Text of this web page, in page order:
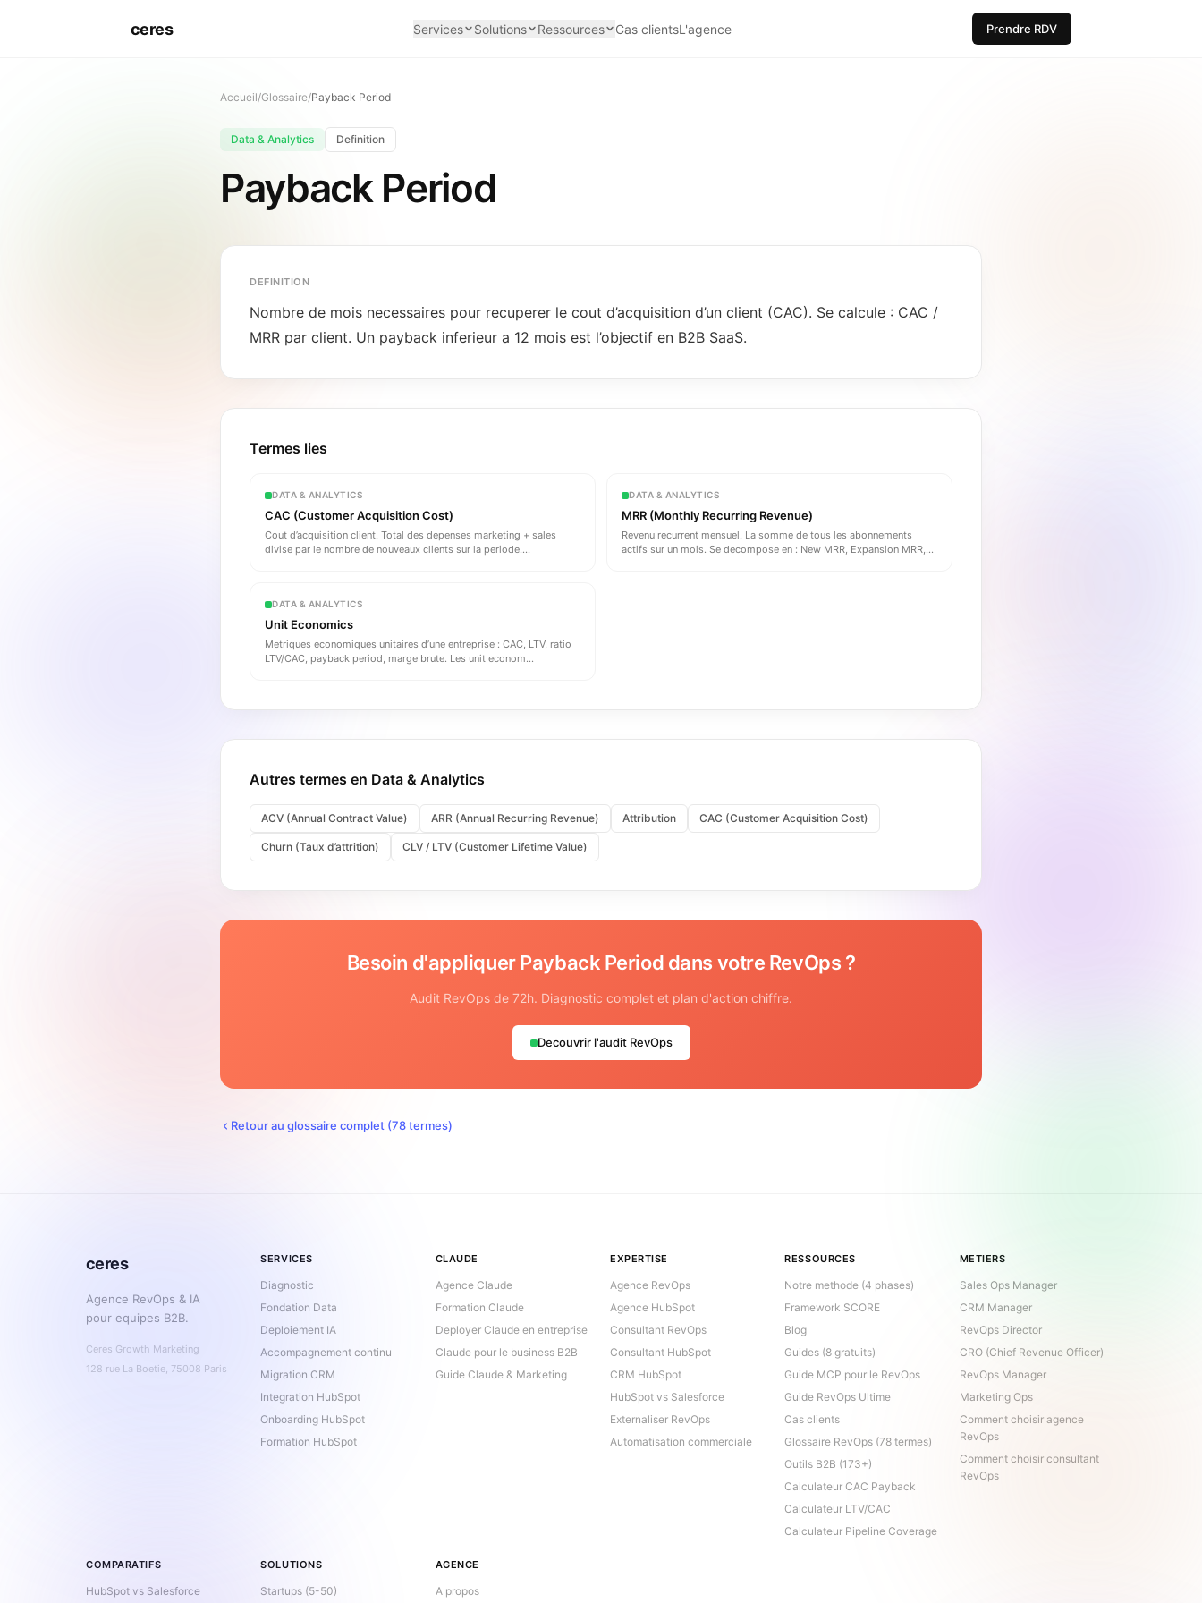
ceres Services Solutions Ressources Cas clientsL'agence Prendre RDV
Accueil/Glossaire/Payback Period
Data & Analytics Definition
Payback Period
DEFINITION
Nombre de mois necessaires pour recuperer le cout d’acquisition d’un client (CAC). Se calcule : CAC /
MRR par client. Un payback inferieur a 12 mois est l’objectif en B2B SaaS.
Termes lies
DATA & ANALYTICS
CAC (Customer Acquisition Cost)
Cout d’acquisition client. Total des depenses marketing + sales
divise par le nombre de nouveaux clients sur la periode....
DATA & ANALYTICS
MRR (Monthly Recurring Revenue)
Revenu recurrent mensuel. La somme de tous les abonnements
actifs sur un mois. Se decompose en : New MRR, Expansion MRR,...
DATA & ANALYTICS
Unit Economics
Metriques economiques unitaires d’une entreprise : CAC, LTV, ratio
LTV/CAC, payback period, marge brute. Les unit econom...
Autres termes en Data & Analytics
ACV (Annual Contract Value) ARR (Annual Recurring Revenue) Attribution CAC (Customer Acquisition Cost)
Churn (Taux d’attrition) CLV / LTV (Customer Lifetime Value)
Besoin d'appliquerPayback Period dans votre RevOps ?
Audit RevOps de 72h. Diagnostic complet et plan d'action chiffre.
Decouvrir l'audit RevOps
Retour au glossaire complet (78termes)
ceres
Agence RevOps & IA
pour equipes B2B.
Ceres Growth Marketing
128 rue La Boetie, 75008 Paris
SERVICES
Diagnostic
Fondation Data
Deploiement IA
Accompagnement continu
Migration CRM
Integration HubSpot
Onboarding HubSpot
Formation HubSpot
CLAUDE
Agence Claude
Formation Claude
Deployer Claude en entreprise
Claude pour le business B2B
Guide Claude & Marketing
EXPERTISE
Agence RevOps
Agence HubSpot
Consultant RevOps
Consultant HubSpot
CRM HubSpot
HubSpot vs Salesforce
Externaliser RevOps
Automatisation commerciale
RESSOURCES
Notre methode (4 phases)
Framework SCORE
Blog
Guides (8 gratuits)
Guide MCP pour le RevOps
Guide RevOps Ultime
Cas clients
Glossaire RevOps (78 termes)
Outils B2B (173+)
Calculateur CAC Payback
Calculateur LTV/CAC
Calculateur Pipeline Coverage
METIERS
Sales Ops Manager
CRM Manager
RevOps Director
CRO (Chief Revenue Officer)
RevOps Manager
Marketing Ops
Comment choisir agence
RevOps
Comment choisir consultant
RevOps
COMPARATIFS
HubSpot vs Salesforce
SOLUTIONS
Startups (5-50)
AGENCE
A propos